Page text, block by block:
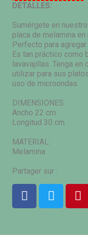
DETALLES:
Sumérgete en
placa de melamina
Perfecto para
Es tan práctico como
lavavajillas. Tenga en
utilizar para sus
uso de microondas.
DIMENSIONES:
Ancho 22 cm
Longitud 30 cm
MATERIAL:
Melamina
Partager sur :